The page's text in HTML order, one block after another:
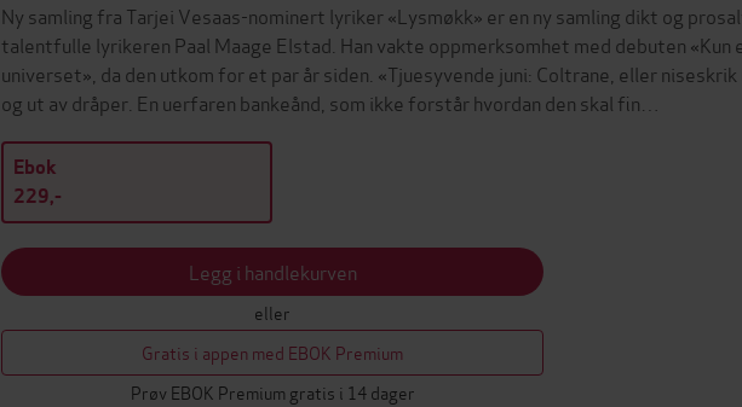
Ny samling fra Tarjei Vesaas-nominert lyriker «Lysmøkk» er en ny samling dikt og
talentfulle lyrikeren Paal Maage Elstad. Han vakte oppmerksomhet med debuten «Kun
universet», da den utkom for et par år siden. «Tjuesyvende juni: Coltrane, eller
og ut av dråper. En uerfaren bankeånd, som ikke forstår hvordan den skal fin…
Ebok
229,-
Legg i handlekurven
eller
Gratis i appen med EBOK Premium
Prøv EBOK Premium gratis i 14 dager